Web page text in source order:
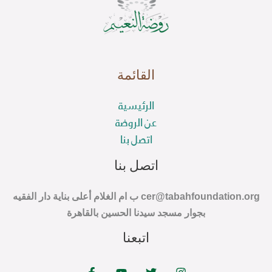
القائمة
الرئيسية
عن الروضة
اتصل بنا
اتصل بنا
cer@tabahfoundation.org ب ام الغلام أعلى بناية دار الفقيه
بجوار مسجد سيدنا الحسين بالقاهرة
اتبعنا